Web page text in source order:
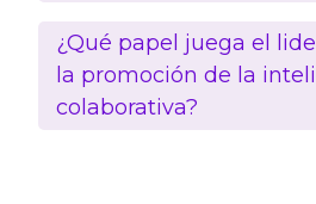
¿Qué papel juega el
la promoción de la
colaborativa?